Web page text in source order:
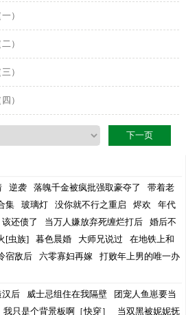
）
）
）
）
下一页
逆袭 落魄千金被疯批强取豪夺了
带着老
集 玻璃灯 没你就不行之重启 烬欢
年代
还债了 当万人嫌放弃死缠烂打后
婚后不
[虫族] 暮色晨婚 大师兄说过
在地铁上和
宿敌后 六零寡妇再嫁
打败年上男的唯一办
汉后 威士忌组住在我隔壁
团宠人鱼崽要当
我只是个背景板啊［快穿］ 当双黑被妮妮抚